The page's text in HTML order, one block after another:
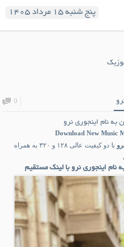
پنج شنبه ۱۵ مرداد ۱۴۰۵
0
به نام اینجوری نرو
Download New Music
با دو کیفیت عالی ۱۲۸ و ۳۲۰ به همراه
نام اینجوری نرو با لینک مستقیم